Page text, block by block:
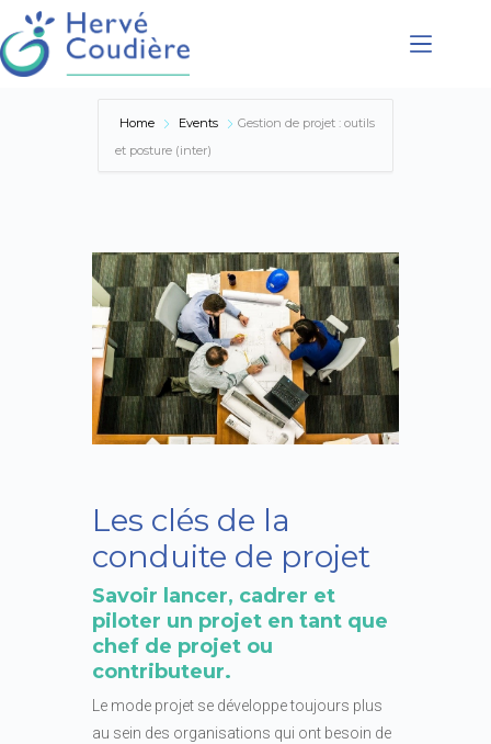
Coaching
Conférences
Home Events
Gestion de projet : outils
et posture (inter)
Les clés de la
conduite de projet
Savoir lancer, cadrer et
piloter un projet en tant que
chef de projet ou
contributeur.
Le mode projet se développe toujours plus
au sein des organisations qui ont besoin de